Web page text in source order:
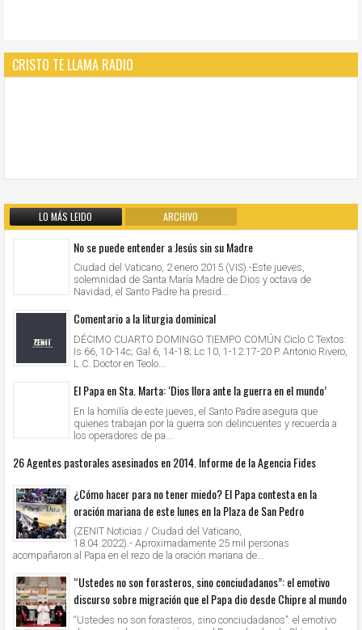
CRISTO TE LLAMA RADIO
LO MÁS LEIDO ARCHIVO
No se puede entender a Jesús sin su Madre
Ciudad del Vaticano, 2 enero 2015 (VIS).-Este jueves,
solemnidad de Santa María Madre de Dios y octava de
Navidad, el Santo Padre ha presid...
Comentario a la liturgia dominical
DÉCIMO CUARTO DOMINGO TIEMPO COMÚN Ciclo C Textos:
Is 66, 10-14c; Gal 6, 14-18; Lc 10, 1-12.17-20 P. Antonio Rivero,
L.C. Doctor en Teolo...
El Papa en Sta. Marta: ‘Dios llora ante la guerra en el mundo’
En la homilía de este jueves, el Santo Padre asegura que
quienes trabajan por la guerra son delincuentes y recuerda a
los operadores de pa...
26 Agentes pastorales asesinados en 2014. Informe de la Agencia Fides
¿Cómo hacer para no tener miedo? El Papa contesta en la
oración mariana de este lunes en la Plaza de San Pedro
(ZENIT Noticias / Ciudad del Vaticano,
18.04.2022).- Aproximadamente 25 mil personas
acompañaron al Papa en el rezo de la oración mariana de...
“Ustedes no son forasteros, sino conciudadanos”: el emotivo
discurso sobre migración que el Papa dio desde Chipre al mundo
“Ustedes no son forasteros, sino conciudadanos”: el emotivo